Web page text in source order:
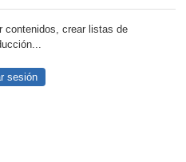
contenidos, crear listas de
sesión